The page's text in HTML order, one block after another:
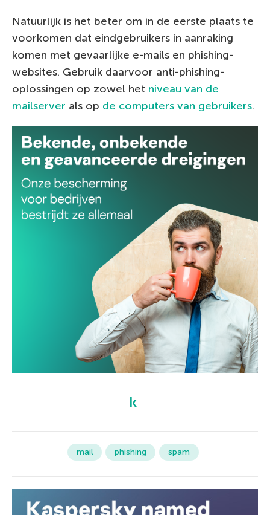
Natuurlijk is het beter om in de eerste plaats te
voorkomen dat eindgebruikers in aanraking
komen met gevaarlijke e-mails en phishing-
websites. Gebruik daarvoor anti-phishing-
oplossingen op zowel het niveau van de
mailserver als op de computers van gebruikers.
mail phishing spam